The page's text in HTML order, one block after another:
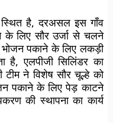
है, दरअसल इस गाँव
लिए सौर उर्जा से चलने
भोजन पकाने के लिए लकड़ी
है, एलपीजी सिलिंडर का
ने विशेष सौर चूल्हे को
पकाने के लिए पेड़ काटने
की स्थापना का कार्य